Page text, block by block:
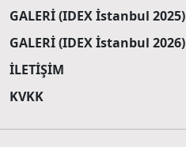
GALERİ (IDEX İstanbul 2025)
GALERİ (IDEX İstanbul 2026)
İLETİŞİM
KVKK